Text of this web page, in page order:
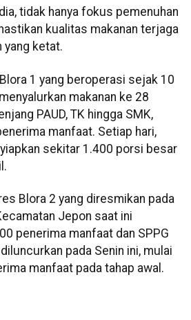
tidak hanya fokus pemenuhan
kualitas makanan terjaga
yang ketat.
1 yang beroperasi sejak 10
makanan ke 28
PAUD, TK hingga SMK,
manfaat. Setiap hari,
sekitar 1.400 porsi besar
Blora 2 yang diresmikan pada
Jepon saat ini
penerima manfaat dan SPPG
pada Senin ini, mulai
manfaat pada tahap awal.